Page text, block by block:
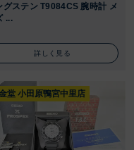
グステン T9084CS 腕時計 メ
...
詳しく見る
堂 小田原鴨宮中里店